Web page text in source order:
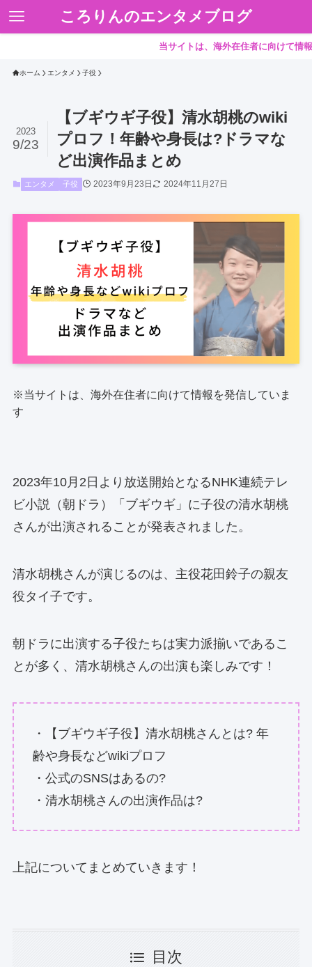
ころりんのエンタメブログ
当サイトは、海外在住者に向けて情報を発信
ホーム エンタメ 子役
【ブギウギ子役】清水胡桃のwiki
プロフ！年齢や身長は?ドラマな
ど出演作品まとめ
2023
9/23
エンタメ 子役 2023年9月23日 2024年11月27日
※当サイトは、海外在住者に向けて情報を発信していま
す
2023年10月2日より放送開始となるNHK連続テレ
ビ小説（朝ドラ）「ブギウギ」に子役の清水胡桃
さんが出演されることが発表されました。
清水胡桃さんが演じるのは、主役花田鈴子の親友
役タイ子です。
朝ドラに出演する子役たちは実力派揃いであるこ
とが多く、清水胡桃さんの出演も楽しみです！
・【ブギウギ子役】清水胡桃さんとは? 年
齢や身長などwikiプロフ
・公式のSNSはあるの?
・清水胡桃さんの出演作品は?
上記についてまとめていきます！
目次